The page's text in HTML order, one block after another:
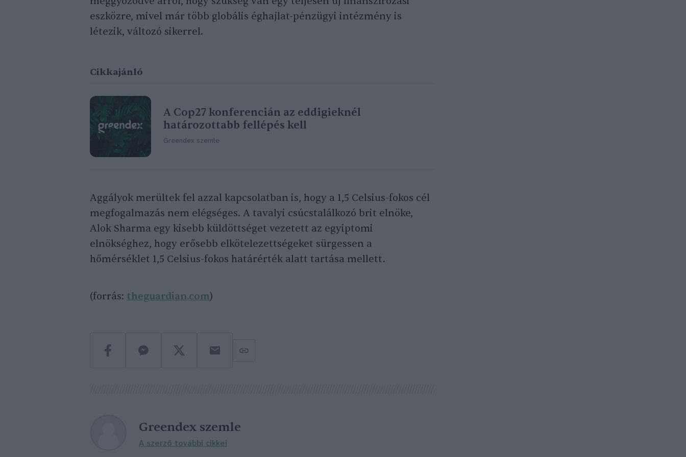
eszközre, mivel már több globális éghajlat-pénzügyi intézmény is
létezik, változó sikerrel.
Cikkajánló
A Cop27 konferencián az eddigieknél
határozottabb fellépés kell
Greendex szemle
Aggályok merültek fel azzal kapcsolatban is, hogy a 1,5 Celsius-fokos cél
megfogalmazás nem elégséges. A tavalyi csúcstalálkozó brit elnöke,
Alok Sharma egy kisebb küldöttséget vezetett az egyiptomi
elnökséghez, hogy erősebb elkötelezettségeket sürgessen a
hőmérséklet 1,5 Celsius-fokos határérték alatt tartása mellett.
(forrás: theguardian.com)
Greendex szemle
A szerző további cikkei